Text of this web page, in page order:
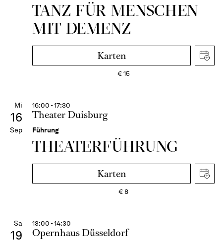
TANZ FÜR MENSCHEN
MIT DEMENZ
Karten
€15
Mi
16
Sep
16:00 - 17:30
Theater Duisburg
Führung
THEATER­FÜHR­UNG
Karten
€8
Sa
19
13:00 - 14:30
Opernhaus Düsseldorf